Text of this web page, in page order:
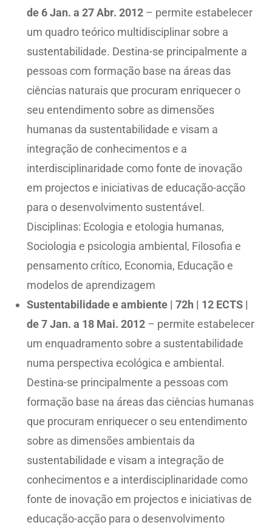
de 6 Jan. a 27 Abr. 2012 – permite estabelecer
um quadro teórico multidisciplinar sobre a
sustentabilidade. Destina-se principalmente a
pessoas com formação base na áreas das
ciências naturais que procuram enriquecer o
seu entendimento sobre as dimensões
humanas da sustentabilidade e visam a
integração de conhecimentos e a
interdisciplinaridade como fonte de inovação
em projectos e iniciativas de educação-acção
para o desenvolvimento sustentável.
Disciplinas: Ecologia e etologia humanas,
Sociologia e psicologia ambiental, Filosofia e
pensamento crítico, Economia, Educação e
modelos de aprendizagem
Sustentabilidade e ambiente | 72h | 12 ECTS |
de 7 Jan. a 18 Mai. 2012 – permite estabelecer
um enquadramento sobre a sustentabilidade
numa perspectiva ecológica e ambiental.
Destina-se principalmente a pessoas com
formação base na áreas das ciências humanas
que procuram enriquecer o seu entendimento
sobre as dimensões ambientais da
sustentabilidade e visam a integração de
conhecimentos e a interdisciplinaridade como
fonte de inovação em projectos e iniciativas de
educação-acção para o desenvolvimento